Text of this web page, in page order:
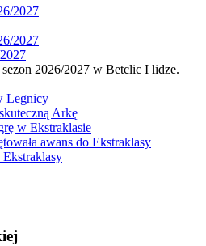
2026/2027 w Betclic I lidze.
Legnicy
Arkę
w Ekstraklasie
awans do Ekstraklasy